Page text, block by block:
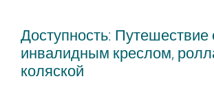
Доступность: Путешествие
инвалидным креслом,
коляской